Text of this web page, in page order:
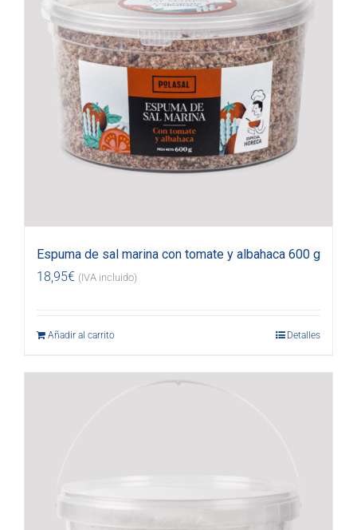
Espuma de sal marina con tomate y albahaca 600 g
18,95€ (IVA incluido)
Añadir al carrito Detalles